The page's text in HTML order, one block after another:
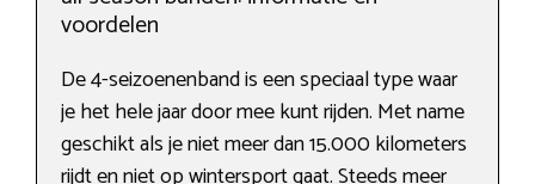
voordelen
De 4-seizoenenband is een speciaal type waar
je het hele jaar door mee kunt rijden. Met name
geschikt als je niet meer dan 15.000 kilometers